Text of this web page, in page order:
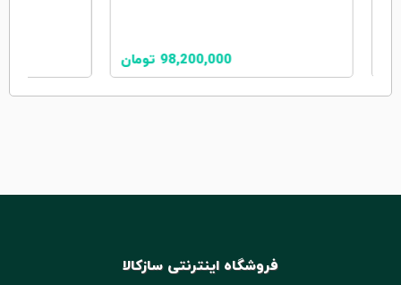
98,200,000 تومان
فروشگاه اینترنتی سازکالا